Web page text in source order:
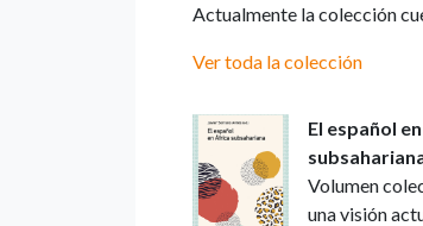
Actualmente la colección
Ver toda la colección
El español
Volumen
una visión